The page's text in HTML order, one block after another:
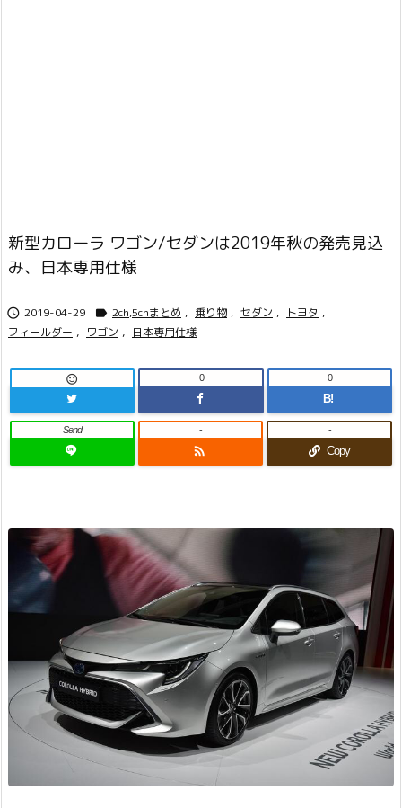
新型カローラ ワゴン/セダンは2019年秋の発売見込
み、日本専用仕様
 2019-04-29  2ch,5chまとめ , 乗り物 , セダン , トヨタ ,
フィールダー , ワゴン , 日本専用仕様
 0
B!
0
Send

-
Copy
-